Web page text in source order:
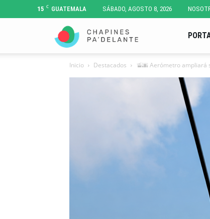
15 C GUATEMALA SÁBADO, AGOSTO 8, 2026
Pa'
Inicio Destacados 🚡🌆 Aerómetro ampliará